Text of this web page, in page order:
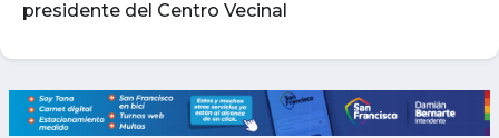
presidente del Centro Vecinal